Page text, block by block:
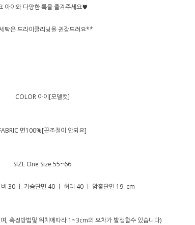
아이와 다양한 룩을 즐겨주세요♥
탁은 드라이클리닝을 권장드려요**
COLOR 아이[모델컷]
면100%[끈조절이 안되요]
SIZE One Size 55~66
30 ㅣ 가슴단면 40 ㅣ 허리 40 ㅣ 암홀단면 19 cm
, 측정방법및 위치에따라 1~3cm의 오차가 발생할수 있습니다)